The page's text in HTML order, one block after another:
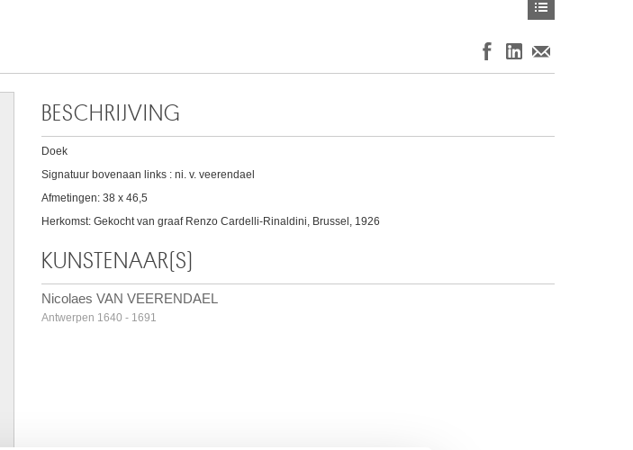
BESCHRIJVING
Doek
Signatuur bovenaan links : ni. v. veerendael
Afmetingen: 38 x 46,5
Herkomst: Gekocht van graaf Renzo Cardelli-Rinaldini, Brussel, 1926
KUNSTENAAR(S)
Nicolaes VAN VEERENDAEL
Antwerpen 1640 - 1691